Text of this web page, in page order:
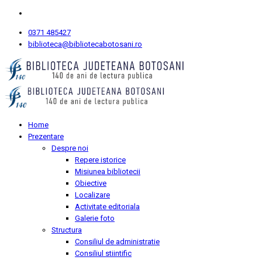
0371 485427
biblioteca@bibliotecabotosani.ro
Home
Prezentare
Despre noi
Repere istorice
Misiunea bibliotecii
Obiective
Localizare
Activitate editoriala
Galerie foto
Structura
Consiliul de administratie
Consiliul stiintific